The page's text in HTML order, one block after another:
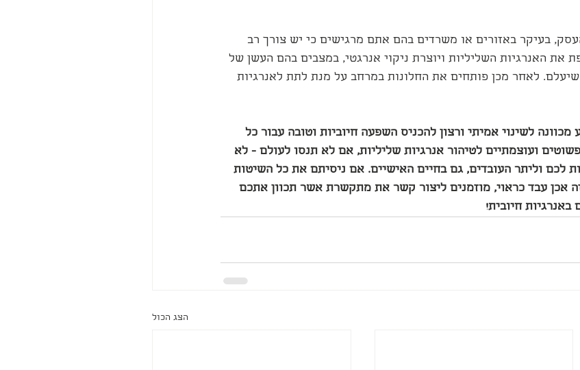
בעיקר באזורים או משרדים בהם אתם מרגישים כי יש צורך רב
את האנרגיות השליליות ויוצרת ניקוי אנרגטי, במצבים בהם העשן של
לאחר מכן פותחים את החלונות במרחב על מנת לתת לאנרגיות
לשינוי אמיתי ורצון להכניס השפעה חיוביות וטובה עבור כל
ועוצמתיים לטיהור אנרגיות שליליות, אם לא תנסו לעולם - לא
לכם וליתר העובדים, גם בחיים האישיים. אם ניסיתם את כל השיטות
אכן עבד כראוי, מוזמנים ליצור קשר את מתקשרת אשר תכוון אתכם
באנרגיות חיובית!
הצג הכול